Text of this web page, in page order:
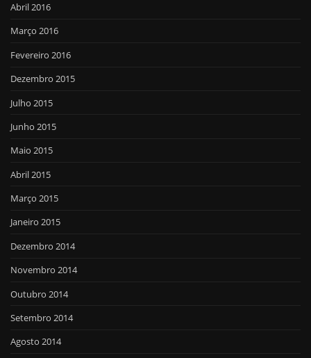
Abril 2016
Março 2016
Fevereiro 2016
Dezembro 2015
Julho 2015
Junho 2015
Maio 2015
Abril 2015
Março 2015
Janeiro 2015
Dezembro 2014
Novembro 2014
Outubro 2014
Setembro 2014
Agosto 2014